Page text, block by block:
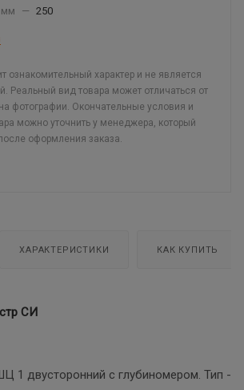
мм
— 250
ознакомительный характер и не является
Реальный вид товара может отличаться от
фотографии. Окончательные условия и
можно уточнить у менеджера, который
оформления заказа.
ХАРАКТЕРИСТИКИ КАК КУПИТЬ
СИ
1 двусторонний с глубиномером. Тип -